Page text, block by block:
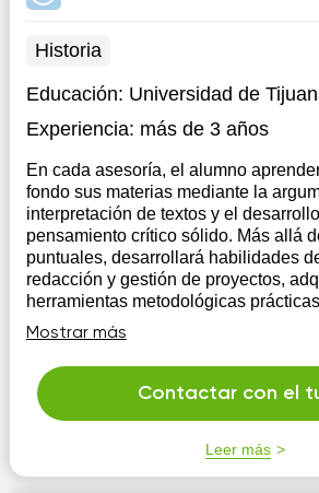
Historia
Educación: Universidad de
Experiencia: más de 3 años
En cada asesoría, el alumno
fondo sus materias mediante la
interpretación de textos y el
pensamiento crítico sólido. Más allá
puntuales, desarrollará habilidades
redacción y gestión de proyectos,
herramientas metodológicas
estudio que le permitirán fortalecer su
confianza en su desempeño y afrontar
académicos con éxito.
Mostrar más
Contactar con el
Leer más